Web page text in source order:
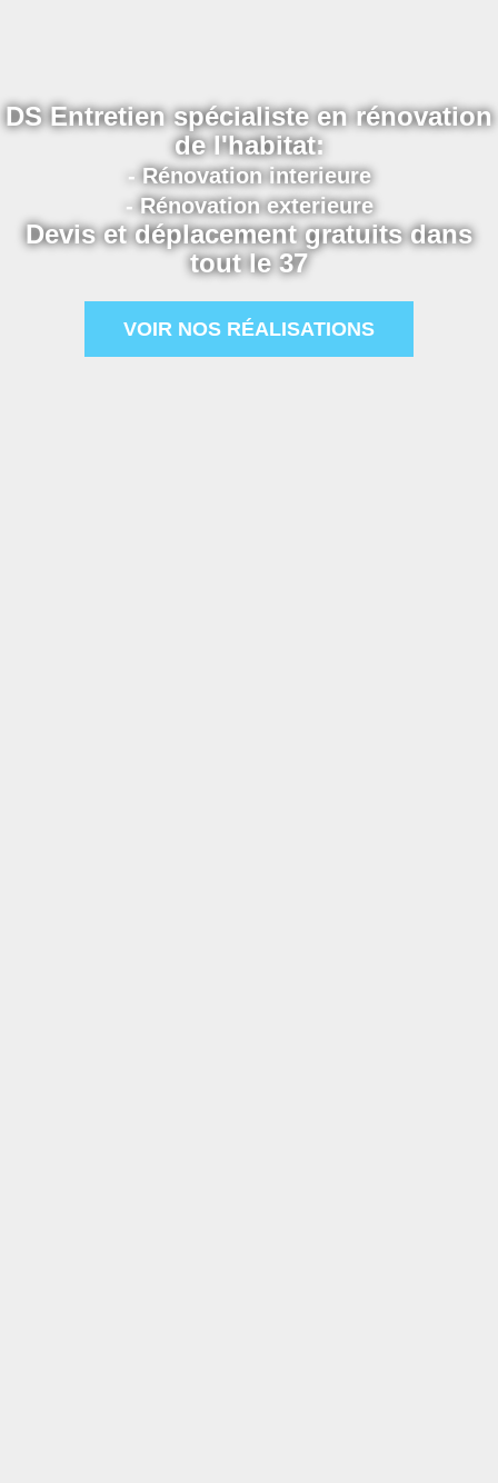
DS Entretien spécialiste en rénovation
de l'habitat:
- Rénovation interieure
- Rénovation exterieure
Devis et déplacement gratuits dans
tout le 37
VOIR NOS RÉALISATIONS